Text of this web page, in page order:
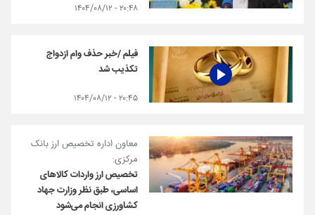
۲۰:۴۸ - ۱۴۰۴/۰۸/۱۲
فیلم /خبر حذف وام ازدواج
تکذیب شد
۲۰:۴۵ - ۱۴۰۴/۰۸/۱۲
معاون اداره تخصیص ارز بانک
مرکزی:
تخصیص ارز واردات کالاهای
اساسی، طبق نظر وزارت جهاد
کشاورزی انجام می‌شود